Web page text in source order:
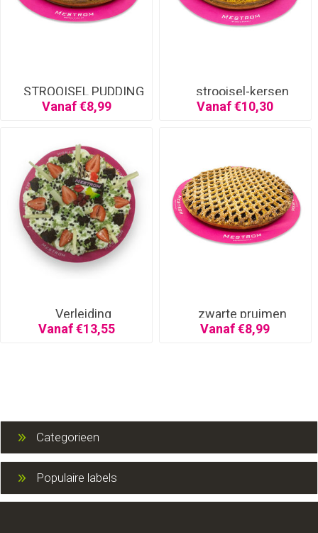
STROOISEL PUDDING
Vanaf €8,99
strooisel-kersen
Vanaf €10,30
Verleiding
Vanaf €13,55
zwarte pruimen
Vanaf €8,99
Categorieen
Populaire labels